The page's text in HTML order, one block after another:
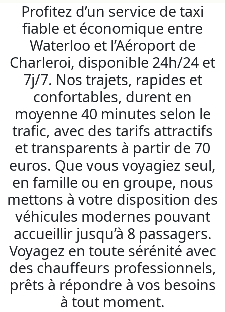
Profitez d’un service de taxi
fiable et économique entre
Waterloo et l’Aéroport de
Charleroi, disponible 24h/24 et
7j/7. Nos trajets, rapides et
confortables, durent en
moyenne 40 minutes selon le
trafic, avec des tarifs attractifs
et transparents à partir de 70
euros. Que vous voyagiez seul,
en famille ou en groupe, nous
mettons à votre disposition des
véhicules modernes pouvant
accueillir jusqu’à 8 passagers.
Voyagez en toute sérénité avec
des chauffeurs professionnels,
prêts à répondre à vos besoins
à tout moment.